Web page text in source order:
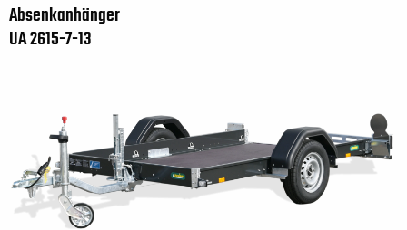
Absenkanhänger
UA 2615-7-13